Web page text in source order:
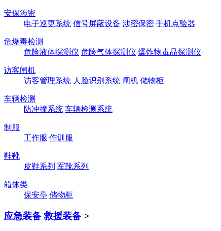
安保涉密
电子巡更系统 信号屏蔽设备 涉密保密 手机点验器
危爆毒检测
危险液体探测仪 危险气体探测仪 爆炸物毒品探测仪
访客闸机
访客管理系统 人脸识别系统 闸机 储物柜
车辆检测
防冲撞系统 车辆检测系统
制服
工作服 作训服
鞋靴
皮鞋系列 军靴系列
箱体类
保安亭 储物柜
应急装备 救援装备 >